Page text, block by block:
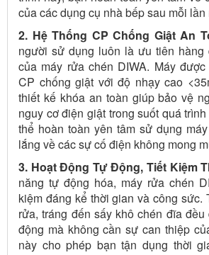
của các dụng cụ nhà bếp sau mỗi lần
2. Hệ Thống CP Chống Giật An
người sử dụng luôn là ưu tiên hàng
của máy rửa chén DIWA. Máy
CP chống giật với độ nhạy cao
thiết kế khóa an toàn giúp bảo vệ
nguy cơ điện giật trong suốt quá
thể hoàn toàn yên tâm sử dụng
lắng về các sự cố điện không mong
3. Hoạt Động Tự Động, Tiết Kiệm
năng tự động hóa, máy rửa chén
kiệm đáng kể thời gian và công sức.
rửa, tráng đến sấy khô chén đĩa
động mà không cần sự can thiệp
này cho phép bạn tận dụng thời